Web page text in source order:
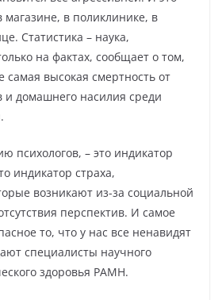
магазине, в поликлинике, в
Статистика – наука,
на фактах, сообщает о том,
самая высокая смертность от
и домашнего насилия среди
психологов, – это индикатор
индикатор страха,
возникают из-за социальной
перспектив. И самое
то, что у нас все ненавидят
специалисты научного
здоровья РАМН.